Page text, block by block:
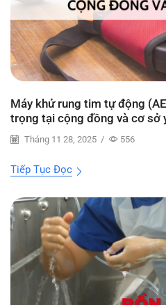
Máy khử rung tim tự động
trọng tại cộng đồng và cơ sở
Tháng 11 28, 2025 / 556
Tiếp Tục Đọc